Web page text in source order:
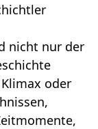
nicht nur der
oder